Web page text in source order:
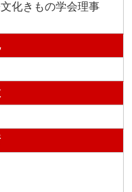
化きもの学会理事